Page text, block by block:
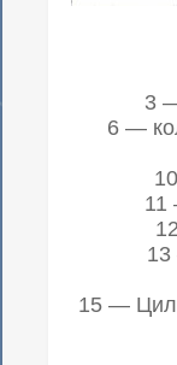
3
6 —
11
13
15 —